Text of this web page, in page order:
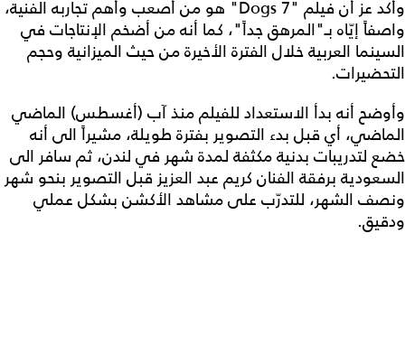
وأكد عز أن فيلم "7 Dogs" هو من أصعب وأهم تجاربه الفنية،
واصفاً إيّاه بـ"المرهق جداً"، كما أنه من أضخم الإنتاجات في
السينما العربية خلال الفترة الأخيرة من حيث الميزانية وحجم
التحضيرات.
وأوضح أنه بدأ الاستعداد للفيلم منذ آب (أغسطس) الماضي
الماضي، أي قبل بدء التصوير بفترة طويلة، مشيراً الى أنه
خضع لتدريبات بدنية مكثفة لمدة شهر في لندن، ثم سافر الى
السعودية برفقة الفنان كريم عبد العزيز قبل التصوير بنحو شهر
ونصف الشهر، للتدرّب على مشاهد الأكشن بشكل عملي
ودقيق.